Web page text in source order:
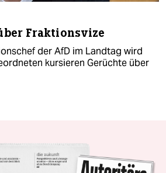
Fraktionsvize
der AfD im Landtag wird
kursieren Gerüchte über